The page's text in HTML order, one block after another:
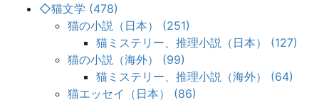
◇猫文学 (478)
猫の小説（日本） (251)
猫ミステリー、推理小説（日本） (127)
猫の小説（海外） (99)
猫ミステリー、推理小説（海外） (64)
猫エッセイ（日本） (86)